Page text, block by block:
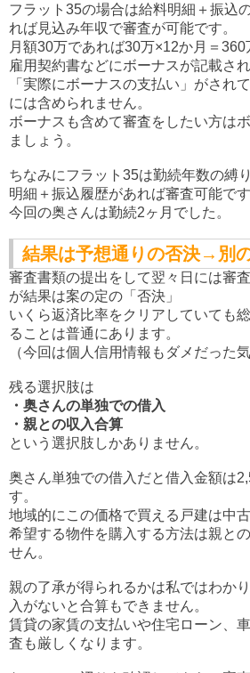
フラット35の場合は給料明細＋振込
れば見込み年収で審査が可能です。
月額30万であれば30万×12か月＝360
雇用契約書などにボーナスが記載さ
「実際にボーナスの支払い」がされ
には含められません。
ボーナスも含めて審査をしたい方は
ましょう。
ちなみにフラット35は勤続年数の縛
明細＋振込履歴があれば審査可能です
今回の奥さんは勤続2ヶ月でした。
結果は予想通りの否決→別
審査書類の提出をして翌々日には審
が結果は案の定の「否決」
いくら返済比率をクリアしていても
ることは普通にあります。
（今回は個人信用情報もダメだった
残る選択肢は
・奥さんの単独での借入
・親との収入合算
という選択肢しかありません。
奥さん単独での借入だと借入金額は
す。
地域的にこの価格で買える戸建は中
希望する物件を購入する方法は親と
せん。
親の了承が得られるかは私ではわか
入がないと合算もできません。
賃貸の家賃の支払いや住宅ローン、
査も厳しくなります。